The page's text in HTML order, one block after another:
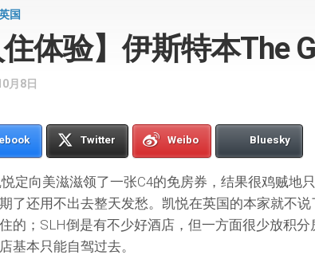
国
住体验】伊斯特本The
月8日
Twitter Weibo Bluesky
悦定向美滋滋领了一张C4的免房券，结果很鸡贼地
了还用不出去整天发愁。凯悦在英国的本家就不
的；SLH倒是有不少好酒店，但一方面很少放积
基本只能自驾过去。